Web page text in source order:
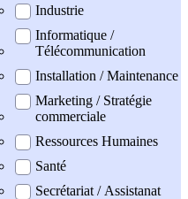
Industrie
Informatique /
Télécommunication
Installation / Maintenance
Marketing / Stratégie
commerciale
Ressources Humaines
Santé
Secrétariat / Assistanat